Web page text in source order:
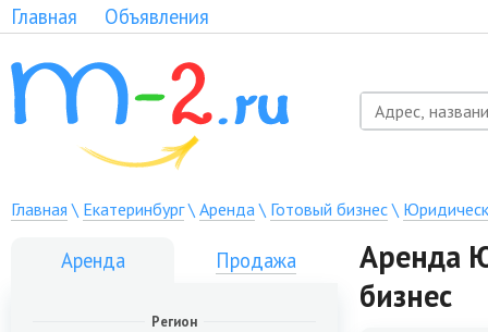
Главная Объявления
Главная \ Екатеринбург\ Аренда\ Готовый бизнес\
Аренда Продажа
Регион
Аренда
бизнес